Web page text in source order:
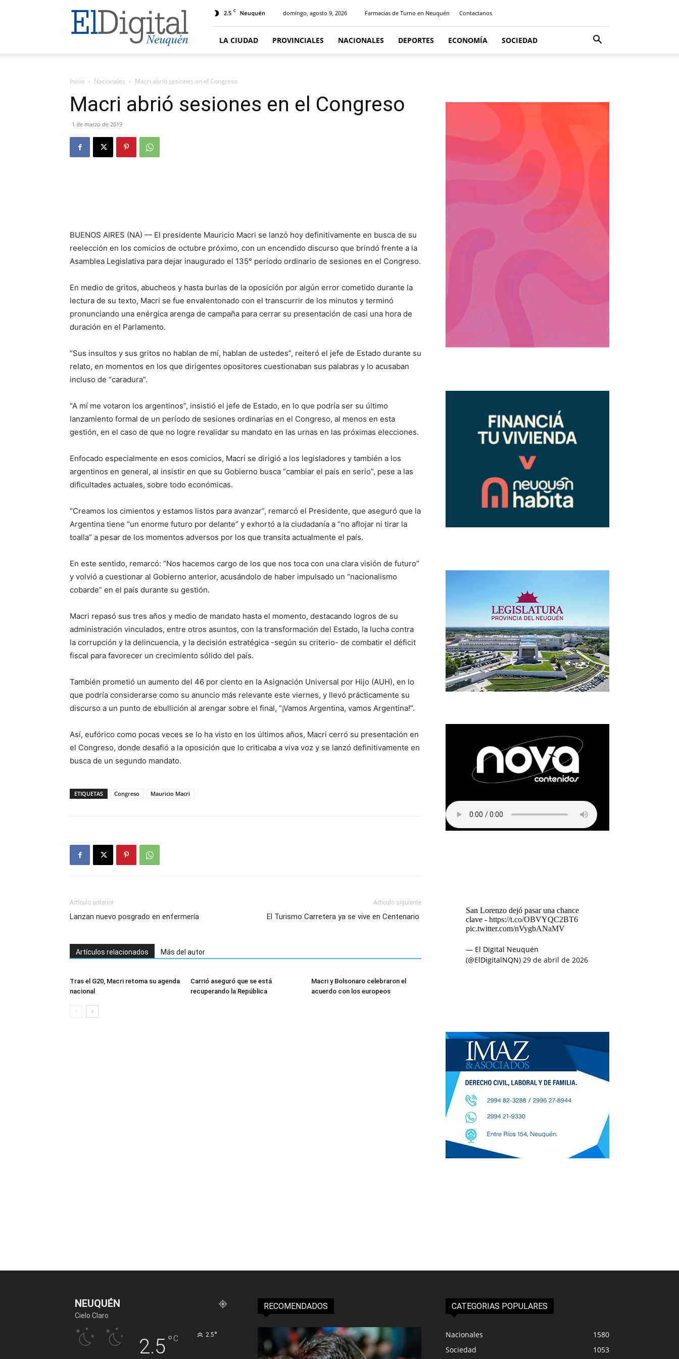
El
Digital
Neuquen
2.5 C Neuquén domingo, agosto 9, 2026 Farmacias de Turno en Neuquén Contactanos
LA CIUDAD PROVINCIALES NACIONALES DEPORTES ECONOMÍA SOCIEDAD
Inicio Nacionales Macri abrió sesiones en el Congreso
Macri abrió sesiones en el Congreso
1 de marzo de 2019
BUENOS AIRES (NA) — El presidente Mauricio Macri se lanzó hoy definitivamente en busca de su
reelección en los comicios de octubre próximo, con un encendido discurso que brindó frente a la
Asamblea Legislativa para dejar inaugurado el 135° período ordinario de sesiones en el Congreso.
En medio de gritos, abucheos y hasta burlas de la oposición por algún error cometido durante la
lectura de su texto, Macri se fue envalentonado con el transcurrir de los minutos y terminó
pronunciando una enérgica arenga de campaña para cerrar su presentación de casi una hora de
duración en el Parlamento.
“Sus insultos y sus gritos no hablan de mí, hablan de ustedes”, reiteró el jefe de Estado durante su
relato, en momentos en los que dirigentes opositores cuestionaban sus palabras y lo acusaban
incluso de “caradura”.
“A mí me votaron los argentinos”, insistió el jefe de Estado, en lo que podría ser su último
lanzamiento formal de un período de sesiones ordinarias en el Congreso, al menos en esta
gestión, en el caso de que no logre revalidar su mandato en las urnas en las próximas elecciones.
Enfocado especialmente en esos comicios, Macri se dirigió a los legisladores y también a los
argentinos en general, al insistir en que su Gobierno busca “cambiar el país en serio”, pese a las
dificultades actuales, sobre todo económicas.
“Creamos los cimientos y estamos listos para avanzar”, remarcó el Presidente, que aseguró que la
Argentina tiene “un enorme futuro por delante” y exhortó a la ciudadanía a “no aflojar ni tirar la
toalla” a pesar de los momentos adversos por los que transita actualmente el país.
En este sentido, remarcó: “Nos hacemos cargo de los que nos toca con una clara visión de futuro”
y volvió a cuestionar al Gobierno anterior, acusándolo de haber impulsado un “nacionalismo
cobarde” en el país durante su gestión.
Macri repasó sus tres años y medio de mandato hasta el momento, destacando logros de su
administración vinculados, entre otros asuntos, con la transformación del Estado, la lucha contra
la corrupción y la delincuencia, y la decisión estratégica -según su criterio- de combatir el déficit
fiscal para favorecer un crecimiento sólido del país.
También prometió un aumento del 46 por ciento en la Asignación Universal por Hijo (AUH), en lo
que podría considerarse como su anuncio más relevante este viernes, y llevó prácticamente su
discurso a un punto de ebullición al arengar sobre el final, “¡Vamos Argentina, vamos Argentina!”.
Así, eufórico como pocas veces se lo ha visto en los últimos años, Macri cerró su presentación en
el Congreso, donde desafió a la oposición que lo criticaba a viva voz y se lanzó definitivamente en
busca de un segundo mandato.
ETIQUETAS Congreso Mauricio Macri
Artículo anterior
Lanzan nuevo posgrado en enfermería
Artículo siguiente
El Turismo Carretera ya se vive en Centenario
Artículos relacionados Más del autor
Tras el G20, Macri retoma su agenda
nacional
Carrió aseguró que se está
recuperando la República
Macri y Bolsonaro celebraron el
acuerdo con los europeos
San Lorenzo dejó pasar una chance
clave - https://t.co/OBVYQC2BT6
pic.twitter.com/nVygbANaMV
— El Digital Neuquén
(@ElDigitalNQN) 29 de abril de 2026
NEUQUÉN
Cielo Claro
2.5°C 2.5°
RECOMENDADOS CATEGORIAS POPULARES
Nacionales
1580
Sociedad
1053